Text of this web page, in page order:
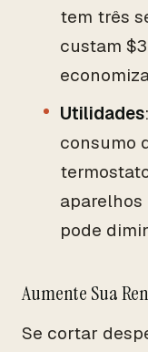
tem três
custam
Utilidades
consumo
pode
Aumente Sua
Se cortar